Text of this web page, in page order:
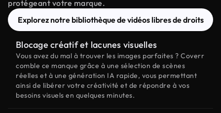
protégeant votre marque.
Explorez notre bibliothèque de vidéos libres de droits
Blocage créatif et lacunes visuelles
Vous avez du mal à trouver les images parfaites ? Coverr
comble ce manque grâce à une sélection de scènes
réelles et à une génération IA rapide, vous permettant
ainsi de libérer votre créativité et de répondre à vos
besoins visuels en quelques minutes.